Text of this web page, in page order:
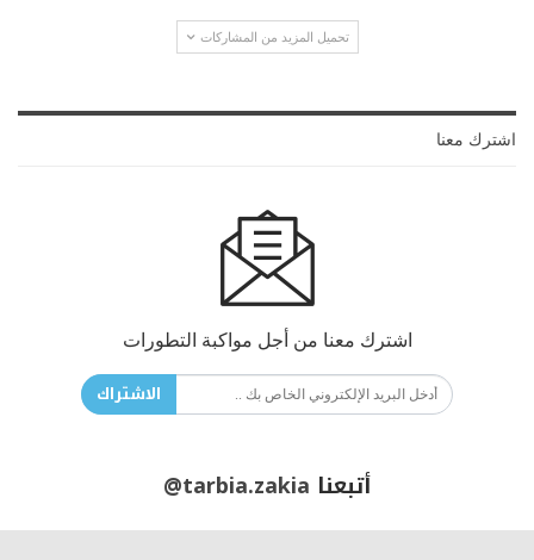
تحميل المزيد من المشاركات
اشترك معنا
اشترك معنا من أجل مواكبة التطورات
الاشتراك
أتبعنا @tarbia.zakia